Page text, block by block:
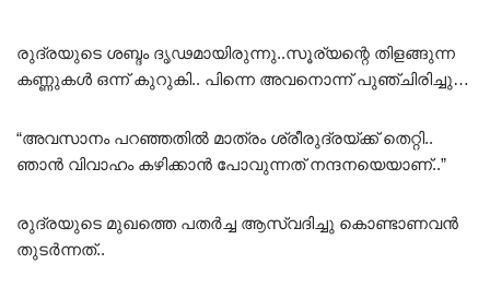
രുദ്രയുടെ ശബ്ദം ദൃഢമായിരുന്നു..സൂര്യന്റെ തിളങ്ങുന്ന
കണ്ണുകൾ ഒന്ന് കുറുകി.. പിന്നെ അവനൊന്ന് പുഞ്ചിരിച്ചു…
“അവസാനം പറഞ്ഞതിൽ മാത്രം ശ്രീരുദ്രയ്ക്ക് തെറ്റി..
ഞാൻ വിവാഹം കഴിക്കാൻ പോവുന്നത് നന്ദനയെയാണ്..”
രുദ്രയുടെ മുഖത്തെ പതർച്ച ആസ്വദിച്ചു കൊണ്ടാണവൻ
തുടർന്നത്..